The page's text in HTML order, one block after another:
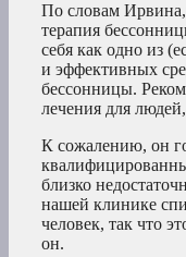
По словам
терапия
себя как одно из
и эффективных
бессонницы.
лечения для
К сожалению, он
близко
нашей клинике
человек, так что
он.